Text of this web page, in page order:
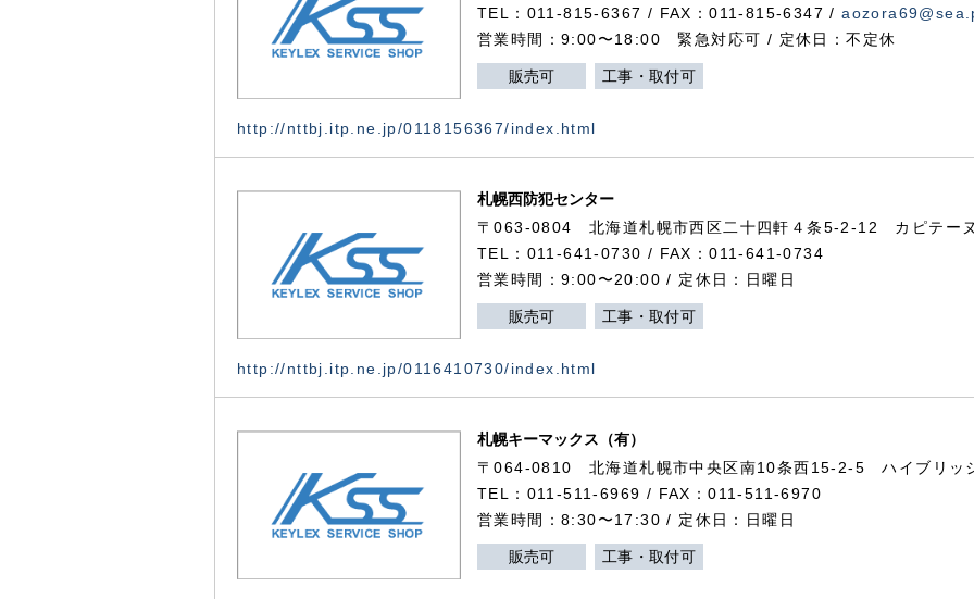
TEL：011-815-6367 / FAX：011-815-6347 /
営業時間：9:00〜18:00 緊急対応可 / 定休日：不定休
販売可 工事・取付可
http://nttbj.itp.ne.jp/0118156367/index.html
札幌西防犯センター
〒063-0804 北海道札幌市西区二十四軒４条5-2-12 カピテー
TEL：011-641-0730 / FAX：011-641-0734
営業時間：9:00〜20:00 / 定休日：日曜日
販売可 工事・取付可
http://nttbj.itp.ne.jp/0116410730/index.html
札幌キーマックス（有）
〒064-0810 北海道札幌市中央区南10条西15-2-5 ハイブリッ
TEL：011-511-6969 / FAX：011-511-6970
営業時間：8:30〜17:30 / 定休日：日曜日
販売可 工事・取付可